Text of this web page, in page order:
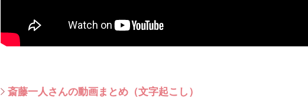
斎藤一人さんの動画まとめ（文字起こし）